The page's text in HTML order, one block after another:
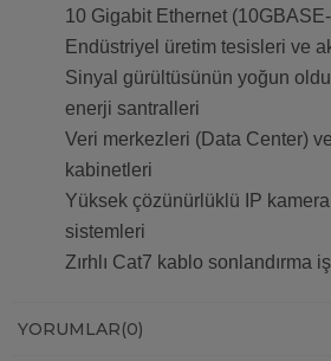
10 Gigabit Ethernet (10GBASE-
Endüstriyel üretim tesisleri ve
Sinyal gürültüsünün yoğun
enerji santralleri
Veri merkezleri (Data Center)
kabinetleri
Yüksek çözünürlüklü IP
sistemleri
Zırhlı Cat7 kablo sonlandırma
YORUMLAR(0)